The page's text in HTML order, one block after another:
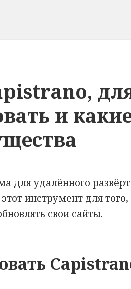
и
для удалённого
инструмент для
свои сайты.